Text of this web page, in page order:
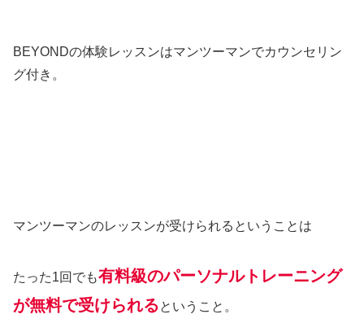
BEYONDの体験レッスンはマンツーマンでカウンセリン
グ付き。
マンツーマンのレッスンが受けられるということは
たった1回でも有料級のパーソナルトレーニング
が無料で受けられるということ。